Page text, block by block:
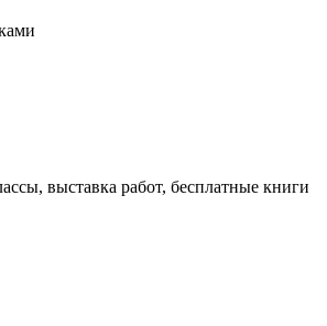
выставка работ, бесплатные книги